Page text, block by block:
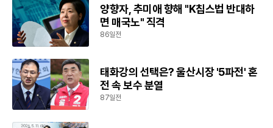
양향자, 추미애 향해 "K칩스법 반대하
면 매국노" 직격
86일전
태화강의 선택은? 울산시장 '5파전' 혼
전 속 보수 분열
87일전